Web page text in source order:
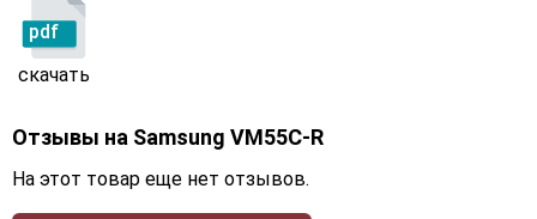
pdf
скачать
Отзывы на Samsung VM55C-R
На этот товар еще нет отзывов.